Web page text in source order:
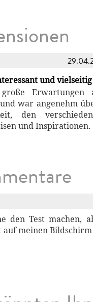
und vielseitig
Erwartungen
war angenehm
den
und Inspirationen.
den Test machen,
auf meinen Bildschirm